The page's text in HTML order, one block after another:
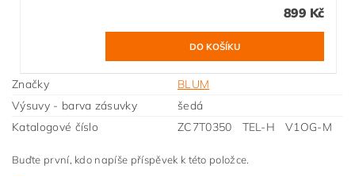
899 Kč
Značky
BLUM
Výsuvy - barva zásuvky
šedá
Katalogové číslo
ZC7T0350 TEL-H V1OG-M
Buďte první, kdo napíše příspěvek k této položce.